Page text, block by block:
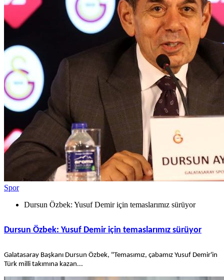
Spor
Dursun Özbek: Yusuf Demir için temaslarımız sürüyor
Dursun Özbek: Yusuf Demir için temaslarımız sürüyor
Galatasaray Başkanı Dursun Özbek, "Temasımız, çabamız Yusuf Demir'in
Türk milli takımına kazan...